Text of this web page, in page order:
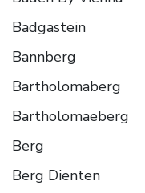
Badgastein
Bannberg
Bartholomaberg
Bartholomaeberg
Berg
Berg Dienten